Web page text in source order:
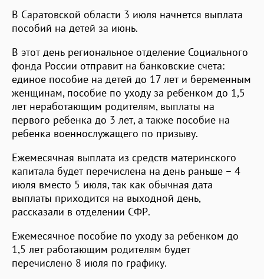
В Саратовской области 3 июля начнется выплата
пособий на детей за июнь.
В этот день региональное отделение Социального
фонда России отправит на банковские счета:
единое пособие на детей до 17 лет и беременным
женщинам, пособие по уходу за ребенком до 1,5
лет неработающим родителям, выплаты на
первого ребенка до 3 лет, а также пособие на
ребенка военнослужащего по призыву.
Ежемесячная выплата из средств материнского
капитала будет перечислена на день раньше – 4
июля вместо 5 июля, так как обычная дата
выплаты приходится на выходной день,
рассказали в отделении СФР.
Ежемесячное пособие по уходу за ребенком до
1,5 лет работающим родителям будет
перечислено 8 июля по графику.